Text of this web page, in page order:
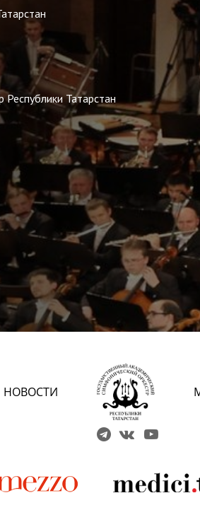
Республики Татарстан
НОВОСТИ